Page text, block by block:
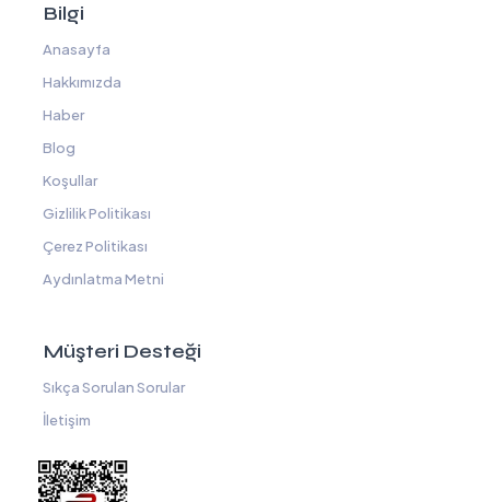
Bilgi
Anasayfa
Hakkımızda
Haber
Blog
Koşullar
Gizlilik Politikası
Çerez Politikası
Aydınlatma Metni
Müşteri Desteği
Sıkça Sorulan Sorular
İletişim